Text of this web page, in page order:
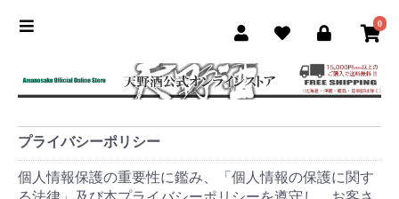
0
プライバシーポリシー
個人情報保護の重要性に鑑み、「個人情報の保護に関す